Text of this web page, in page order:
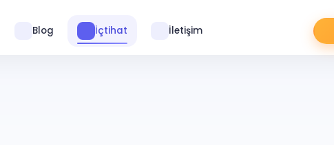
Blog İçtihat İletişim